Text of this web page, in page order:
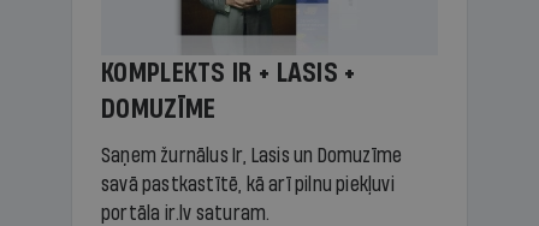
KOMPLEKTS IR + LASIS +
DOMUZĪME
Saņem žurnālus Ir, Lasis un Domuzīme
savā pastkastītē, kā arī pilnu piekļuvi
portāla ir.lv saturam.